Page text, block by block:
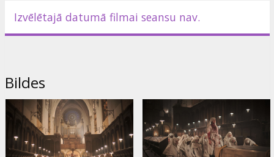
Izvēlētajā datumā filmai seansu nav.
Bildes